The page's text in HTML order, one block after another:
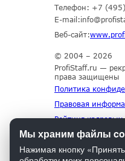
Телефон: +7
E-mail:
Веб-сайт:
© 2004 – 2026
ProfiStaff.ru —
права защищены
Политика
Правовая
Рейтинг кадровых
Для
используем
Мы храним файлы
Нажимая кнопку